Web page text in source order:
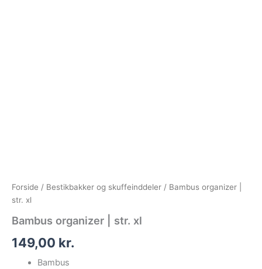
Forside / Bestikbakker og skuffeinddeler / Bambus organizer |
str. xl
Bambus organizer | str. xl
149,00 kr.
Bambus